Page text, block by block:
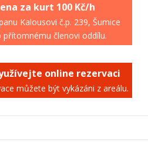
za kurt 100 Kč/h
Kalousovi č.p. 239, Šumice
přítomnému členovi oddílu.
online rezervaci
můžete být vykázáni z areálu.